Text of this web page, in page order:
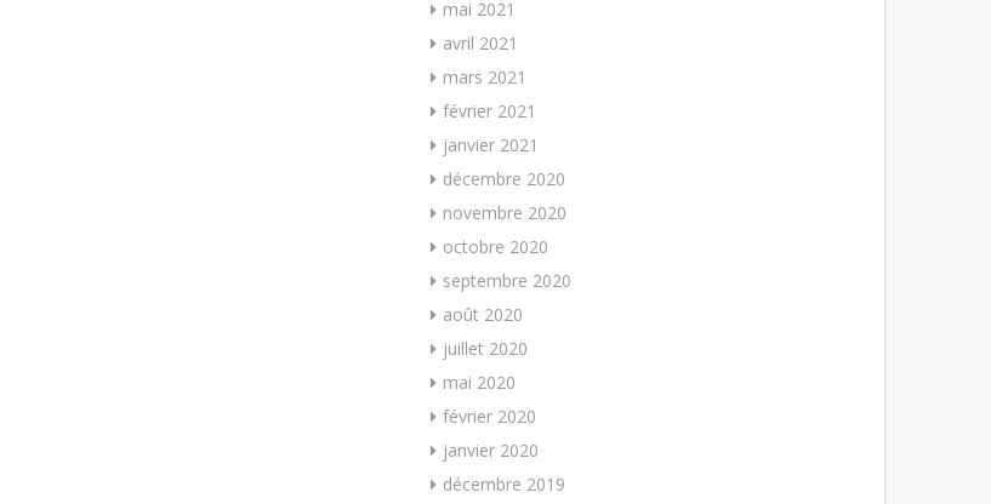
mai 2021
avril 2021
mars 2021
février 2021
janvier 2021
décembre 2020
novembre 2020
octobre 2020
septembre 2020
août 2020
juillet 2020
mai 2020
février 2020
janvier 2020
décembre 2019